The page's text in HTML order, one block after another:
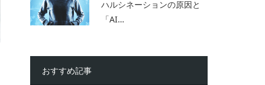
ハルシネーションの原因と
「AI…
おすすめ記事